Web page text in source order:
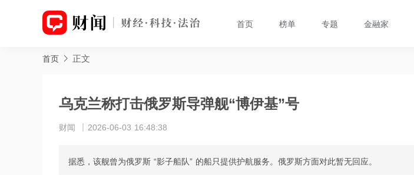
首页 榜单 专题 金融家
首页 正文
乌克兰称打击俄罗斯导弹舰“博伊基”号
财闻 2026-06-03 16:48:38
据悉，该舰曾为俄罗斯 “影子船队” 的船只提供护航服务。俄罗斯方面对此暂无回应。